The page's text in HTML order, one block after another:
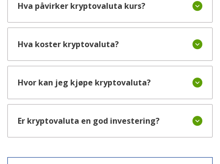
Hva påvirker kryptovaluta kurs?
Hva koster kryptovaluta?
Hvor kan jeg kjøpe kryptovaluta?
Er kryptovaluta en god investering?